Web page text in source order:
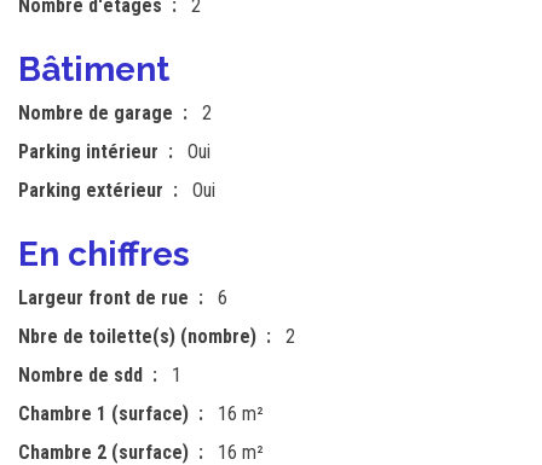
Nombre d'étages 2
Bâtiment
Nombre de garage
2
Parking intérieur
Oui
Parking extérieur
Oui
En chiffres
Largeur front de rue
6
Nbre de toilette(s) (nombre)
2
Nombre de sdd
1
Chambre 1 (surface)
16 m²
Chambre 2 (surface)
16 m²